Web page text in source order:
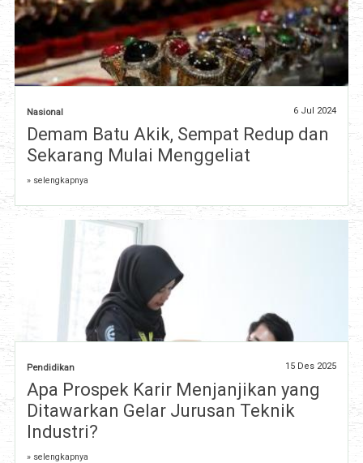
Nasional 6 Jul 2024
Demam Batu Akik, Sempat Redup dan
Sekarang Mulai Menggeliat
» selengkapnya
Pendidikan 15 Des 2025
Apa Prospek Karir Menjanjikan yang
Ditawarkan Gelar Jurusan Teknik
Industri?
» selengkapnya